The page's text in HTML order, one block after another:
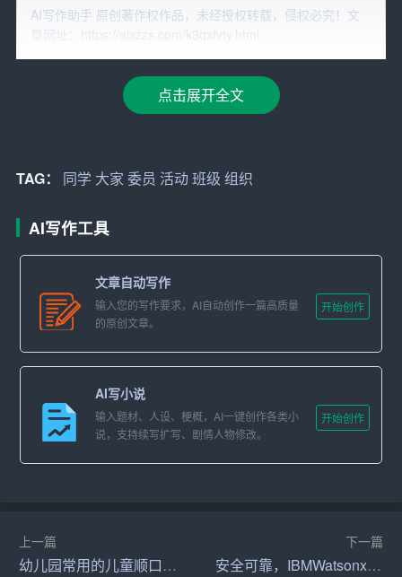
献自己的一份力量。
二、自荐理由
1. 具备较强的组织协调能力。在初中和高中阶段，我曾担
活动取得圆满成功。我相信，在大学阶段，我能够更好地
2. 具有强烈的责任心。我认为，担任班级干部是一种荣
誉，更是一种责任。作为一名组织委员，我将认真履行职
责，为同学们提供良好的学习和生活环境。我会把班级的
事情当作自己的事情，全心全意为同学们服务。
3. 具有良好的团队协作精神。我深知，一个优秀的班级需
充分发挥团队协作精神，与同学们一起为班级的和谐发展
贡献力量。
4. 热爱生活，热衷于参加各类活动。我认为，大学生活不
织各类有趣的活动，丰富大家的校园生活。
AI写作助手 原创著作权作品，未经授权转载，侵权必究！文
章网址：https://aixzzs.com/k3qxfvty.html
点击展开全文
TAG： 同学 大家 委员 活动 班级 组织
AI写作工具
文章自动写作
输入您的写作要求，AI自动创作一篇高质量
的原创文章。
开始创作
AI写小说
输入题材、人设、梗概，AI一键创作各类小
说，支持续写扩写、剧情人物修改。
开始创作
上一篇
幼儿园常用的儿童顺口溜_顺口溜
下一篇
安全可靠，IBMWatsonx Assistant守护您的数据安全